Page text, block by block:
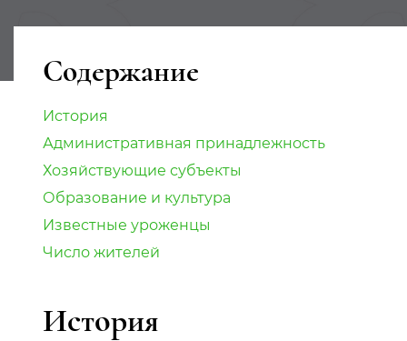
Содержание
История
Административная принадлежность
Хозяйствующие субъекты
Образование и культура
Известные уроженцы
Число жителей
История